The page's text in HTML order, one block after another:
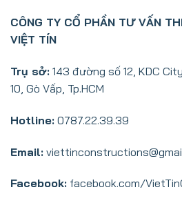
CÔNG TY CỔ PHẦN TƯ VẤN
VIỆT TÍN
Trụ sở: 143 đường số 12, KDC
10, Gò Vấp, Tp.HCM
Hotline: 0787.22.39.39
Email:
Facebook: facebook.com/